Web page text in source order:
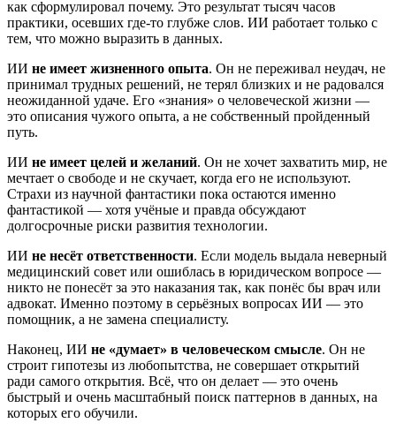
как сформулировал почему. Это результат тысяч часов
практики, осевших где-то глубже слов. ИИ работает только с
тем, что можно выразить в данных.
ИИ не имеет жизненного опыта. Он не переживал неудач, не
принимал трудных решений, не терял близких и не радовался
неожиданной удаче. Его «знания» о человеческой жизни —
это описания чужого опыта, а не собственный пройденный
путь.
ИИ не имеет целей и желаний. Он не хочет захватить мир, не
мечтает о свободе и не скучает, когда его не используют.
Страхи из научной фантастики пока остаются именно
фантастикой — хотя учёные и правда обсуждают
долгосрочные риски развития технологии.
ИИ не несёт ответственности. Если модель выдала неверный
медицинский совет или ошиблась в юридическом вопросе —
никто не понесёт за это наказания так, как понёс бы врач или
адвокат. Именно поэтому в серьёзных вопросах ИИ — это
помощник, а не замена специалисту.
Наконец, ИИ не «думает» в человеческом смысле. Он не
строит гипотезы из любопытства, не совершает открытий
ради самого открытия. Всё, что он делает — это очень
быстрый и очень масштабный поиск паттернов в данных, на
которых его обучили.